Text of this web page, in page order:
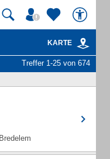
KARTE
Treffer 1-25 von 674